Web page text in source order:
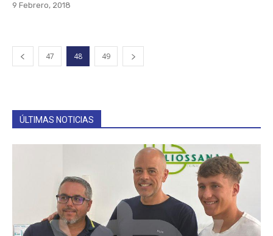
9 Febrero, 2018
47 48 49
ÚLTIMAS NOTICIAS